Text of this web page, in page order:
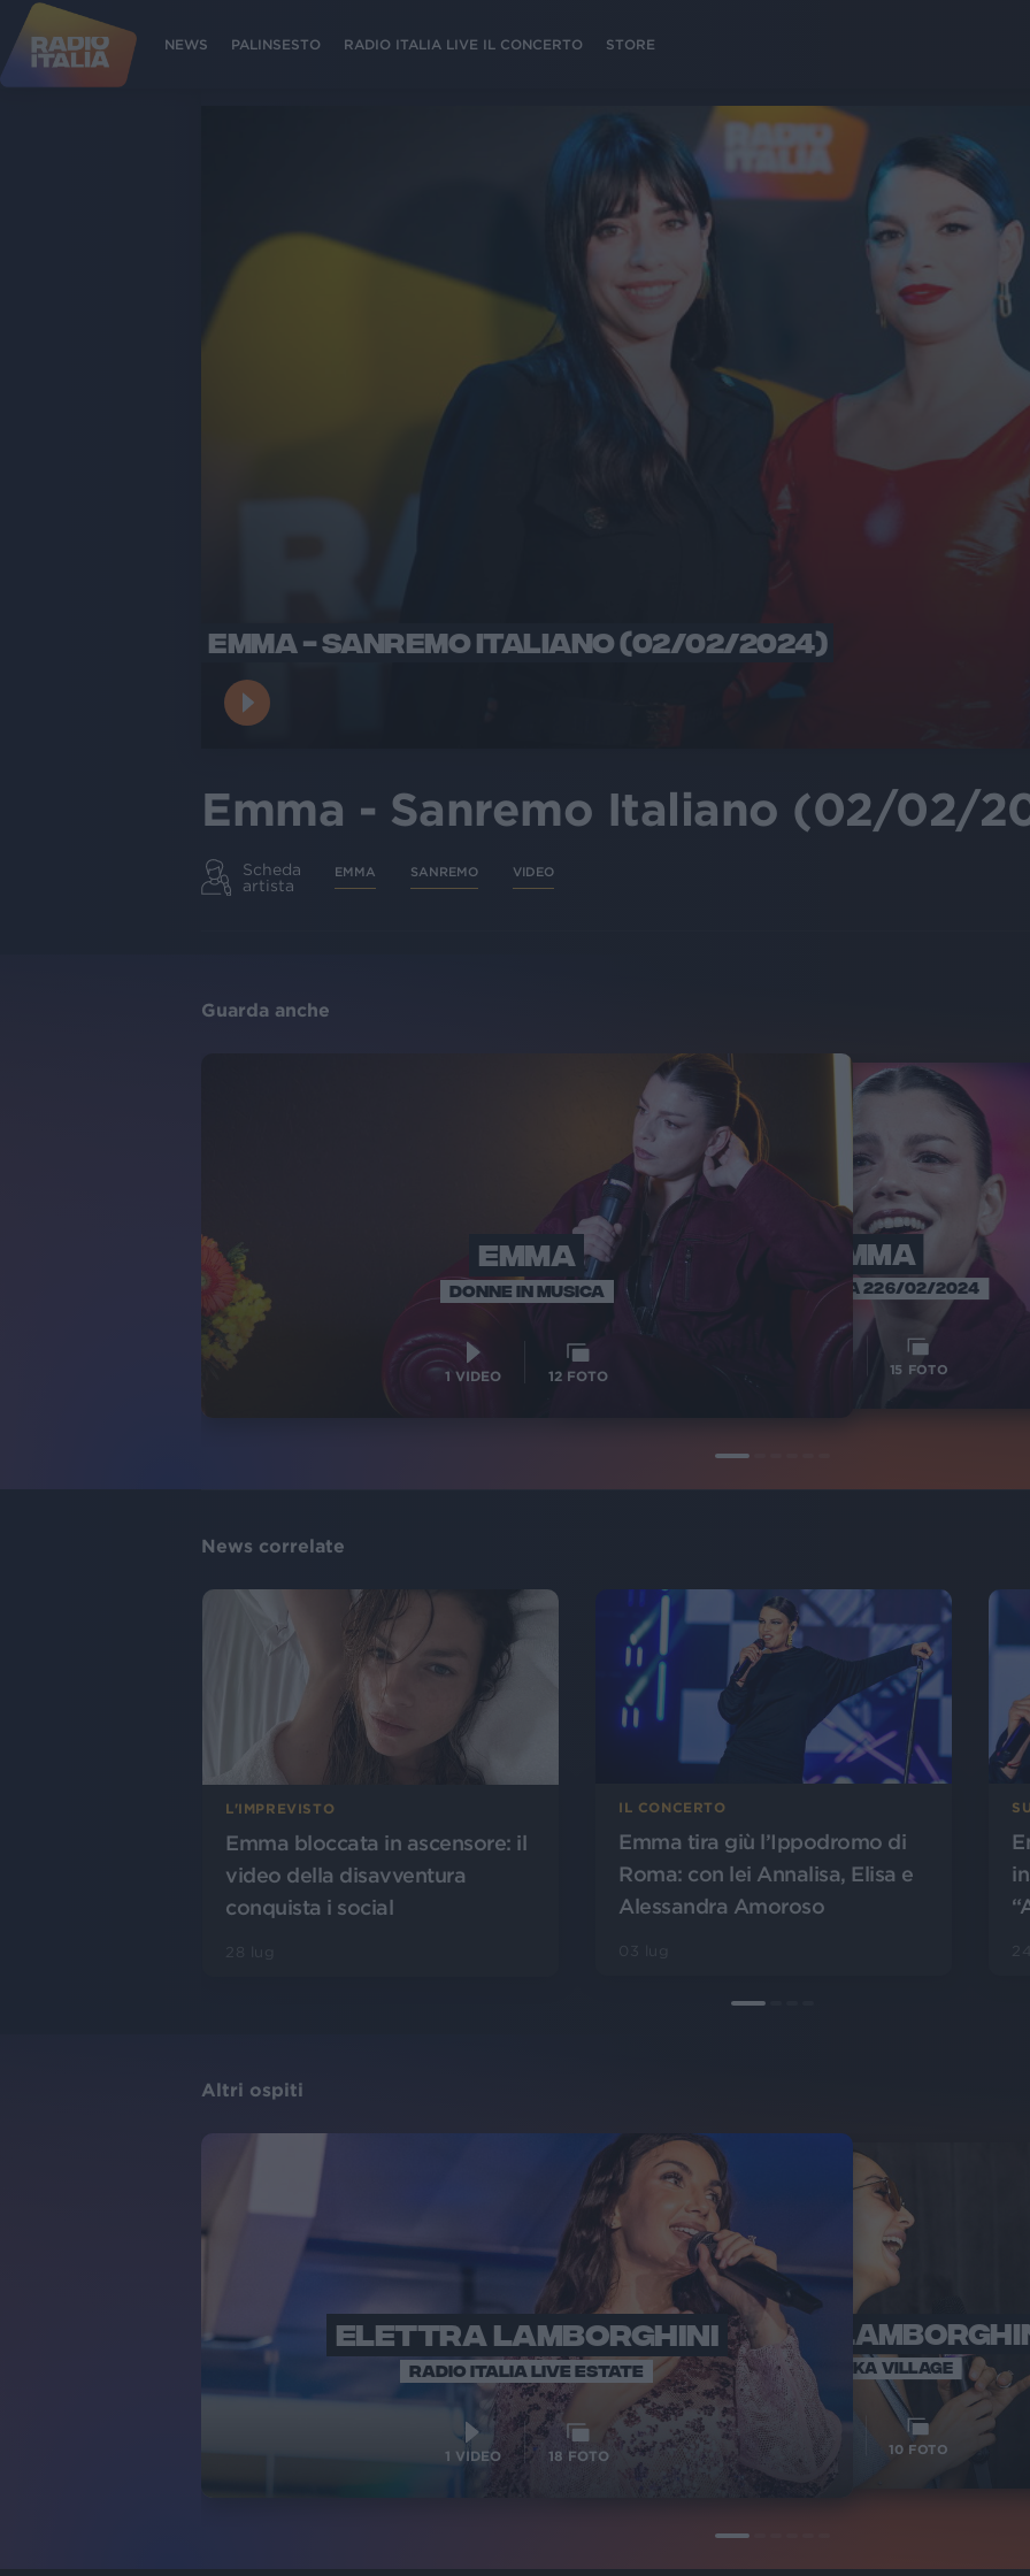
NEWS PALINSESTO RADIO ITALIA LIVE IL CONCERTO STORE
EMMA - SANREMO ITALIANO (02/02/2024)
Emma - Sanremo Italiano (02/02/
Scheda
artista
EMMA SANREMO VIDEO
Guarda anche
EMMA
DONNE IN MUSICA
1 VIDEO 12 FOTO
EMMA
INTERVISTA 226/02/2024
15 FOTO
News correlate
L'IMPREVISTO
Emma bloccata in ascensore: il
video della disavventura
conquista i social
IL CONCERTO
Emma tira giù l’Ippodromo di
Roma: con lei Annalisa, Elisa e
Alessandra Amoroso
Altri ospiti
ELETTRA LAMBORGHINI
RADIO ITALIA LIVE ESTATE
1 VIDEO 18 FOTO
ELETTRA
VOI TANKA VILLAGE
10 FOTO
VOI